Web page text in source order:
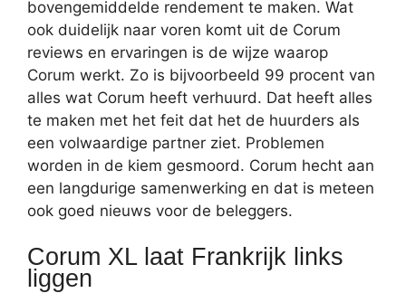
bovengemiddelde rendement te maken. Wat
ook duidelijk naar voren komt uit de Corum
reviews en ervaringen is de wijze waarop
Corum werkt. Zo is bijvoorbeeld 99 procent van
alles wat Corum heeft verhuurd. Dat heeft alles
te maken met het feit dat het de huurders als
een volwaardige partner ziet. Problemen
worden in de kiem gesmoord. Corum hecht aan
een langdurige samenwerking en dat is meteen
ook goed nieuws voor de beleggers.
Corum XL laat Frankrijk links
liggen